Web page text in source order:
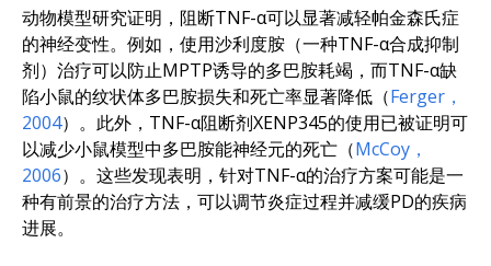
动物模型研究证明，阻断TNF-α可以显著减轻帕金森氏症
的神经变性。例如，使用沙利度胺（一种TNF-α合成抑制
剂）治疗可以防止MPTP诱导的多巴胺耗竭，而TNF-α缺
陷小鼠的纹状体多巴胺损失和死亡率显著降低（Ferger，
2004）。此外，TNF-α阻断剂XENP345的使用已被证明可
以减少小鼠模型中多巴胺能神经元的死亡（McCoy，
2006）。这些发现表明，针对TNF-α的治疗方案可能是一
种有前景的治疗方法，可以调节炎症过程并减缓PD的疾病
进展。